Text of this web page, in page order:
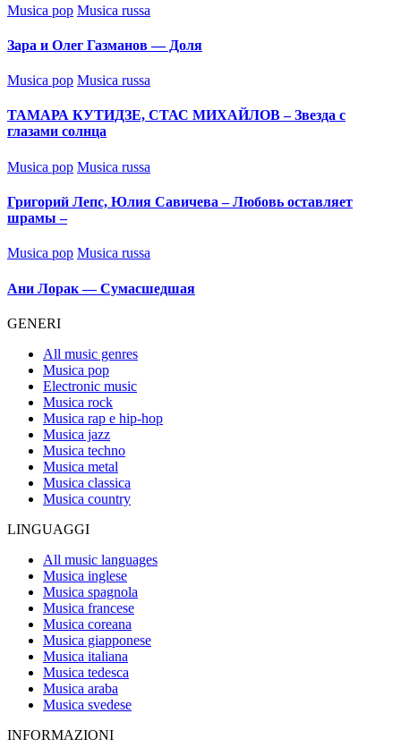
Posted
Musica pop Musica russa
Зара и Олег Газманов — Доля
Posted
Musica pop Musica russa
ТАМАРА КУТИДЗЕ, СТАС МИХАЙЛОВ – Звезда с
глазами солнца
Posted
Musica pop Musica russa
Григорий Лепс, Юлия Савичева – Любовь оставляет
шрамы –
Posted
Musica pop Musica russa
Ани Лорак — Сумасшедшая
GENERI
All music genres
Musica pop
Electronic music
Musica rock
Musica rap e hip-hop
Musica jazz
Musica techno
Musica metal
Musica classica
Musica country
LINGUAGGI
All music languages
Musica inglese
Musica spagnola
Musica francese
Musica coreana
Musica giapponese
Musica italiana
Musica tedesca
Musica araba
Musica svedese
INFORMAZIONI